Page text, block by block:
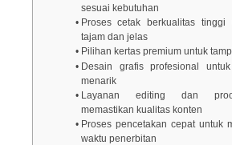
sesuai kebutuhan
Proses cetak berkualitas tinggi
tajam dan jelas
Pilihan kertas premium untuk
Desain grafis profesional
menarik
Layanan editing dan
memastikan kualitas konten
Proses pencetakan cepat untuk
waktu penerbitan